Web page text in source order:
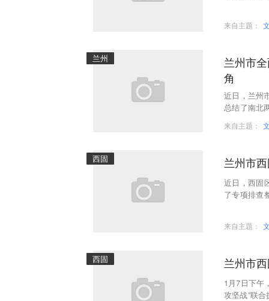
来自主题：
兰州
兰州市
角
近日，兰州
总结了南北
来自主题：
西固 兰州市
近日，西固
了专项排查
来自主题：
西固 兰州市
1月7日下午
攻坚战”联